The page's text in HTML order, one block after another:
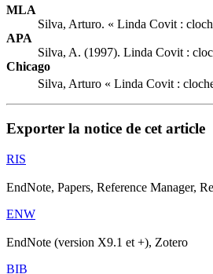
MLA
Silva, Arturo. « Linda Covit :
APA
Silva, A. (1997). Linda Covit :
Chicago
Silva, Arturo « Linda Covit :
Exporter la notice de cet article
RIS
EndNote, Papers, Reference Manager,
ENW
EndNote (version X9.1 et +), Zotero
BIB